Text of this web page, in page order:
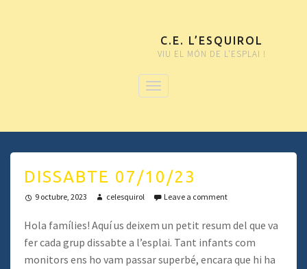
C.E. L’ESQUIROL
VIU EL MÓN DE L'ESPLAI !
DISSABTE 07/10/23
9 octubre, 2023 celesquirol Leave a comment
Hola famílies! Aquí us deixem un petit resum del que va
fer cada grup dissabte a l’esplai. Tant infants com
monitors ens ho vam passar superbé, encara que hi ha